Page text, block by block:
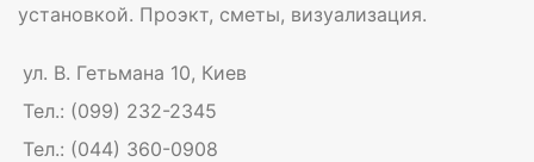
установкой. Проэкт, сметы, визуализация.
ул. В. Гетьмана 10, Киев
Тел.: (099) 232-2345
Тел.: (044) 360-0908